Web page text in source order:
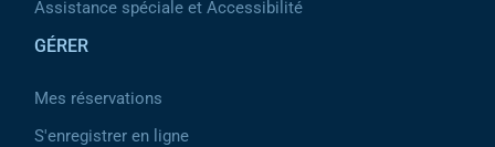
Assistance spéciale et Accessibilité
GÉRER
Mes réservations
S'enregistrer en ligne